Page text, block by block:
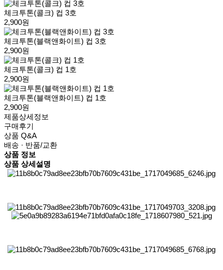
체크투톤(콜크) 컵 3호
2,900원
체크투톤(블랙앤화이트) 컵 3호
2,900원
체크투톤(콜크) 컵 1호
2,900원
체크투톤(블랙앤화이트) 컵 1호
2,900원
제품상세정보
구매후기
상품 Q&A
배송 · 반품/교환
상품 정보
상품 상세설명